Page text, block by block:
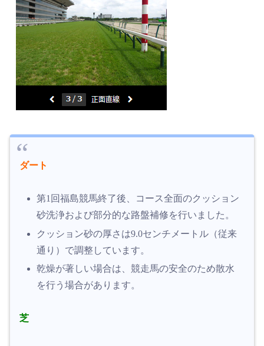
ダート
第1回福島競馬終了後、コース全面のクッション
砂洗浄および部分的な路盤補修を行いました。
クッション砂の厚さは9.0センチメートル（従来
通り）で調整しています。
乾燥が著しい場合は、競走馬の安全のため散水
を行う場合があります。
芝